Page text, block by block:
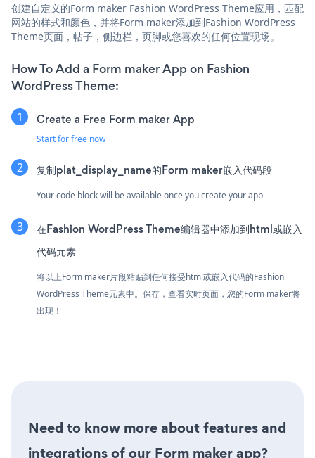
创建自定义的Form maker Fashion WordPress Theme应用，匹配
网站的样式和颜色，并将Form maker添加到Fashion WordPress
Theme页面，帖子，侧边栏，页脚或您喜欢的任何位置现场。
How To Add a Form maker App on Fashion
WordPress Theme:
Create a Free Form maker App
Start for free now
复制plat_display_name的Form maker嵌入代码段
Your code block will be available once you create your app
在Fashion WordPress Theme编辑器中添加到html或嵌入
代码元素
将以上Form maker片段粘贴到任何接受html或嵌入代码的Fashion
WordPress Theme元素中。保存，查看实时页面，您的Form maker将
出现！
Need to know more about features and
integrations of our Form maker app?